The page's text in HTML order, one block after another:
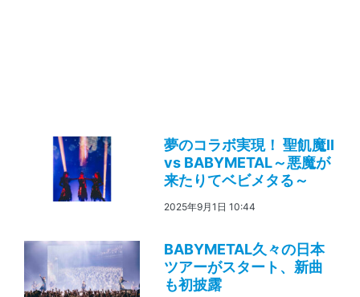
夢のコラボ実現！ 聖飢魔II
vs BABYMETAL～悪魔が
来たりてベビメタる～
2025年9月1日 10:44
BABYMETAL久々の日本
ツアーがスタート、新曲
も初披露